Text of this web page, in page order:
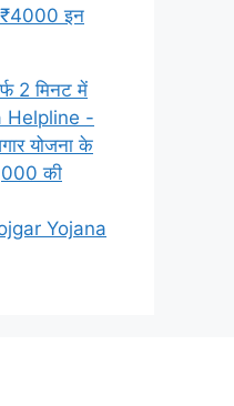
₹4000 इन
2 मिनट में
Helpline -
योजना के
की
Yojana